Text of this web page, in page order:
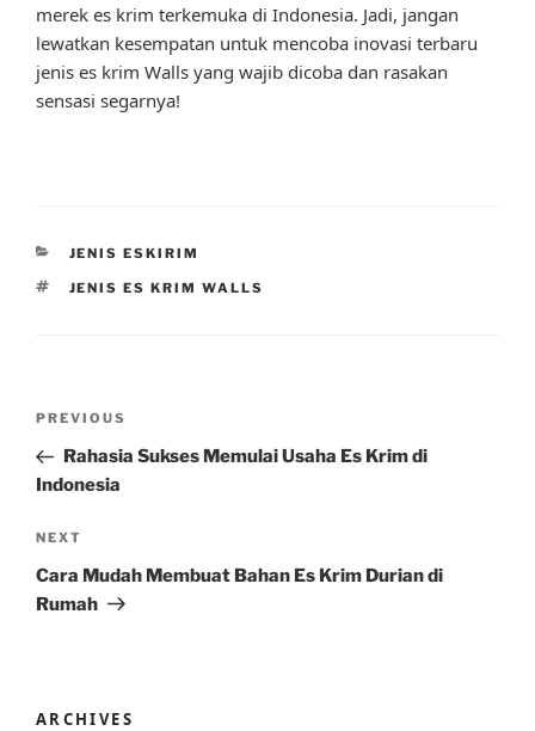
merek es krim terkemuka di Indonesia. Jadi, jangan
lewatkan kesempatan untuk mencoba inovasi terbaru
jenis es krim Walls yang wajib dicoba dan rasakan
sensasi segarnya!
CATEGORIES
JENIS ESKIRIM
TAGS
JENIS ES KRIM WALLS
Previous
Post
PREVIOUS
Rahasia Sukses Memulai Usaha Es Krim di
Indonesia
Next
Post
NEXT
Cara Mudah Membuat Bahan Es Krim Durian di
Rumah
ARCHIVES